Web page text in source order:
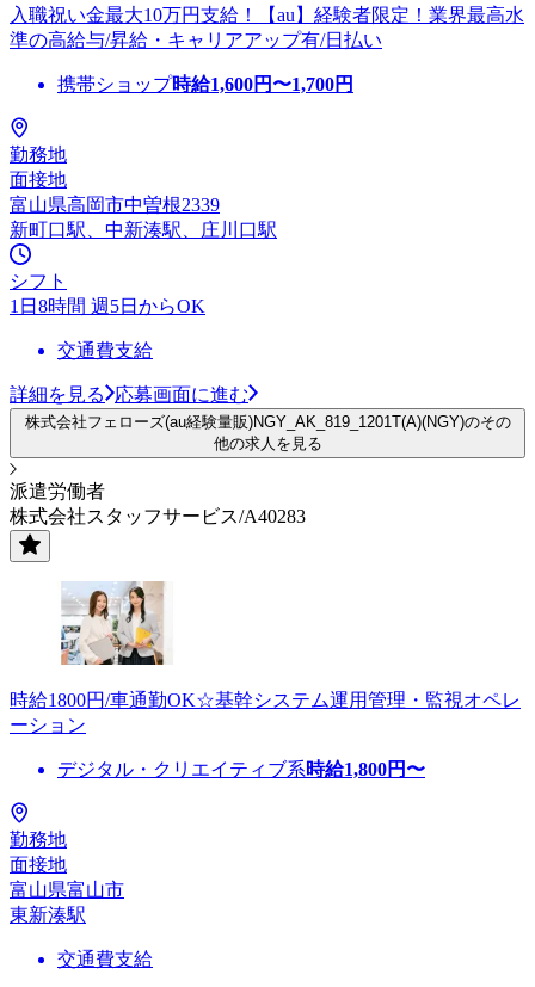
入職祝い金最大10万円支給！【au】経験者限定！業界最高水
準の高給与/昇給・キャリアアップ有/日払い
携帯ショップ時給1,600円〜1,700円
勤務地
面接地
富山県高岡市中曽根2339
新町口駅、中新湊駅、庄川口駅
シフト
1日8時間 週5日からOK
交通費支給
詳細を見る 応募画面に進む
株式会社フェローズ(au経験量販)NGY_AK_819_1201T(A)(NGY)のその
他の求人を見る
派遣労働者
株式会社スタッフサービス/A40283
時給1800円/車通勤OK☆基幹システム運用管理・監視オペレ
ーション
デジタル・クリエイティブ系時給1,800円〜
勤務地
面接地
富山県富山市
東新湊駅
交通費支給